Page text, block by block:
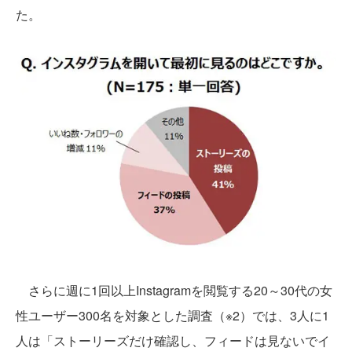
た。
さらに週に1回以上Instagramを閲覧する20～30代の女
性ユーザー300名を対象とした調査（※2）では、3人に1
人は「ストーリーズだけ確認し、フィードは見ないでイ